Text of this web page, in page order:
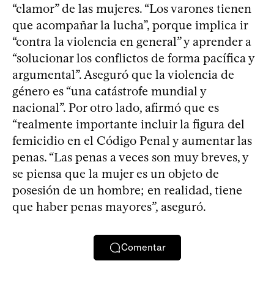
“clamor” de las mujeres. “Los varones tienen
que acompañar la lucha”, porque implica ir
“contra la violencia en general” y aprender a
“solucionar los conflictos de forma pacífica y
argumental”. Aseguró que la violencia de
género es “una catástrofe mundial y
nacional”. Por otro lado, afirmó que es
“realmente importante incluir la figura del
femicidio en el Código Penal y aumentar las
penas. “Las penas a veces son muy breves, y
se piensa que la mujer es un objeto de
posesión de un hombre; en realidad, tiene
que haber penas mayores”, aseguró.
Comentar